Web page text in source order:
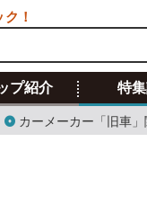
プ紹介 特
カーメーカー「旧車
！